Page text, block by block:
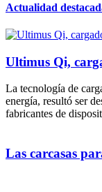
Actualidad
Ultimus Qi,
La tecnología de
energía, resultó ser
fabricantes de
Las carcasas